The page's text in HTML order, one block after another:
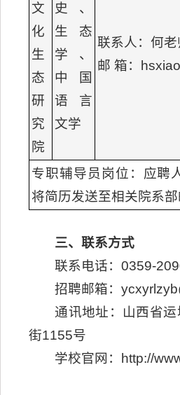
文
化
生
态
研
究
院
史、
生态
学、
中国
语言
文学
联系人：何
邮 箱：
专职辅导员岗位：应聘
将简历发送至相关院系
三、联系方式
联系电话：0359-
招聘邮箱：
通讯地址：山西省
街1155号
学校官网：http://